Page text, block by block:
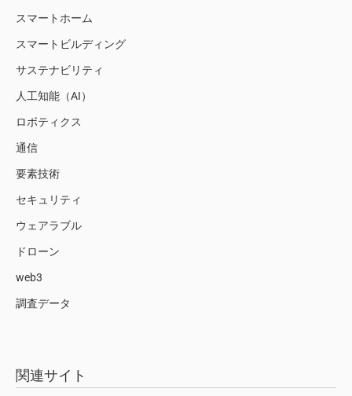
スマートホーム
スマートビルディング
サステナビリティ
人工知能（AI）
ロボティクス
通信
要素技術
セキュリティ
ウェアラブル
ドローン
web3
調査データ
関連サイト